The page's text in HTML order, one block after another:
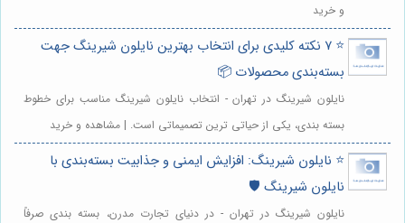
و خرید
⭐️ ۷ نکته کلیدی برای انتخاب بهترین نایلون شیرینگ جهت
بسته‌بندی محصولات 📦
نایلون شیرینگ در تهران - انتخاب نایلون شیرینگ مناسب برای خطوط
بسته بندی، یکی از حیاتی ترین تصمیماتی است. | مشاهده و خرید
⭐️ نایلون شیرینگ: افزایش ایمنی و جذابیت بسته‌بندی با
نایلون شیرینگ 🛡️
نایلون شیرینگ در تهران - در دنیای تجارت مدرن، بسته بندی صرفاً